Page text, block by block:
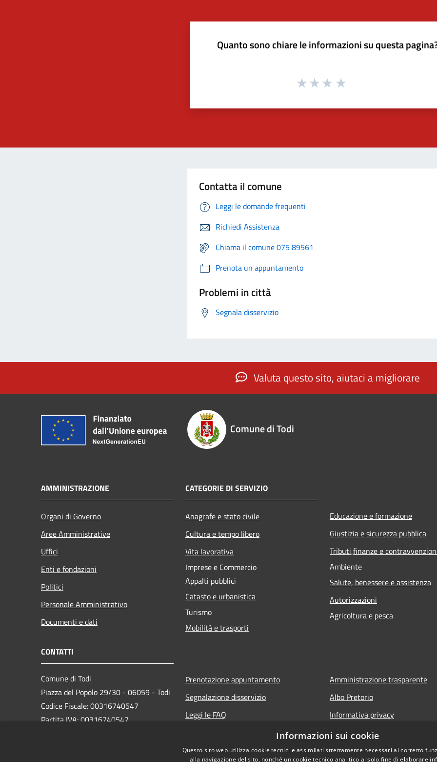
Quanto sono chiare le informazioni su questa
Contatta il comune
Leggi le domande frequenti
Richiedi Assistenza
Chiama il comune 075 89561
Prenota un appuntamento
Problemi in città
Segnala disservizio
Valuta questo sito, aiutaci a migliorare
Comune di Todi
AMMINISTRAZIONE
Organi di Governo
Aree Amministrative
Uffici
Enti e fondazioni
Politici
Personale Amministrativo
Documenti e dati
CATEGORIE DI SERVIZIO
Anagrafe e stato civile
Cultura e tempo libero
Vita lavorativa
Imprese e Commercio
Appalti pubblici
Catasto e urbanistica
Turismo
Mobilità e trasporti
Educazione e formazione
Giustizia e sicurezza pubblica
Tributi,finanze e
Ambiente
Salute, benessere e assistenza
Autorizzazioni
Agricoltura e pesca
CONTATTI
Comune di Todi
Piazza del Popolo 29/30 - 06059 - Todi
Codice Fiscale: 00316740547
Partita IVA: 00316740547
Prenotazione appuntamento
Segnalazione disservizio
Leggi le FAQ
Amministrazione trasparente
Albo Pretorio
Informativa privacy
Note legali
Dichiarazione di accessibilità
Informazioni sui cookie
Questo sito web utilizza cookie tecnici e assimilati strettamente necessari al corretto
alla navigazione del sito, nonché un cookie tecnico analitico al solo fine di elaborare